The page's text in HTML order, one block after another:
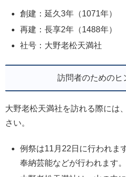
創建：延久3年（1071年）
再建：長享2年（1488年）
社号：大野老松天満社
訪問者のためのヒ
大野老松天満社を訪れる際には
さい。
例祭は11月22日に行われま
奉納芸能などが行われます。